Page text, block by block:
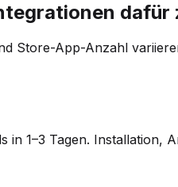
dafür
Store-App-Anzahl
1–3 Tagen. Installation,